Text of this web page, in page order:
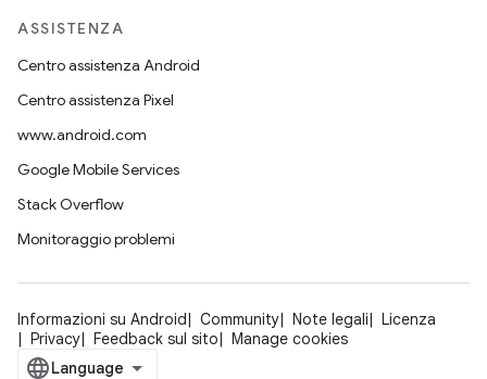
ASSISTENZA
Centro assistenza Android
Centro assistenza Pixel
www.android.com
Google Mobile Services
Stack Overflow
Monitoraggio problemi
Informazioni su Android Community Note legali
Licenza
Privacy
Feedback sul sito Manage cookies